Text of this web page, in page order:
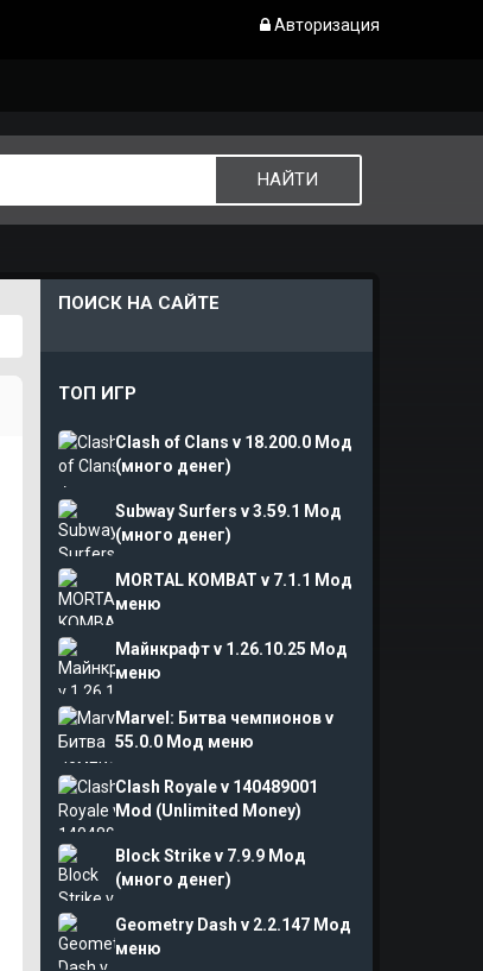
Авторизация
ПОИСК НА САЙТЕ
ТОП ИГР
Clash of Clans v 18.200.0 Мод
(много денег)
Subway Surfers v 3.59.1 Мод
(много денег)
MORTAL KOMBAT v 7.1.1 Мод
меню
Майнкрафт v 1.26.10.25 Мод
меню
Marvel: Битва чемпионов v
55.0.0 Мод меню
Clash Royale v 140489001
Mod (Unlimited Money)
Block Strike v 7.9.9 Мод
(много денег)
Geometry Dash v 2.2.147 Мод
меню